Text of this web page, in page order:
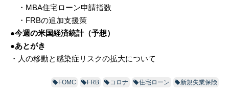
・MBA住宅ローン申請指数
・FRBの追加支援策
●今週の米国経済統計（予想）
●あとがき
・‪人の移動と感染症リスクの拡大について‬
FOMC FRB コロナ 住宅ローン 新規失業保険